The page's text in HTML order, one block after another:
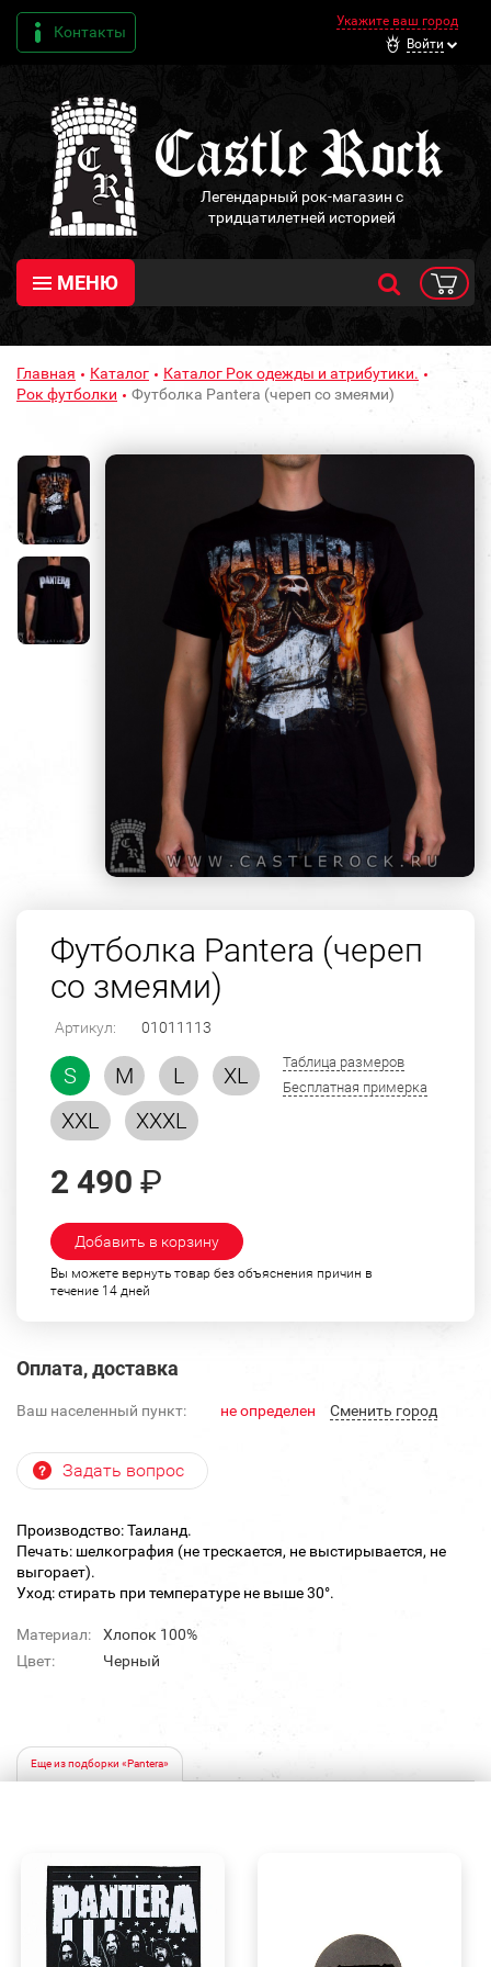
Контакты
Укажите ваш город
Войти
Легендарный рок-магазин с
тридцатилетней историей
МЕНЮ
Главная Каталог
Каталог Рок одежды и атрибутики.
Рок футболки
Футболка Pantera (череп со змеями)
Футболка Pantera (череп
со змеями)
Артикул: 01011113
S M L
XL
XXL
XXXL
Таблица размеров
Бесплатная примерка
2 490 ₽
Добавить в корзину
Вы можете вернуть товар без объяснения причин в
течение 14 дней
Оплата, доставка
Ваш населенный пункт: не определен Cменить город
Задать вопрос
Производство: Таиланд.
Печать: шелкография (не трескается, не выстирывается, не
выгорает).
Уход: стирать при температуре не выше 30°.
Материал:
Хлопок 100%
Цвет:
Черный
Еще из подборки «Pantera»